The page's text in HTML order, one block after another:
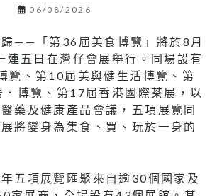
06/08/2026
——「第36屆美食博覽」將於8月
連五日在灣仔會展舉行。同場設有
覽、第10屆美與健生活博覽、第
博覽、第17屆香港國際茶展，以
藥及健康產品會議，五項展覽同
將變身為集食、買、玩於一身的
五項展覽匯聚來自逾30個國家及